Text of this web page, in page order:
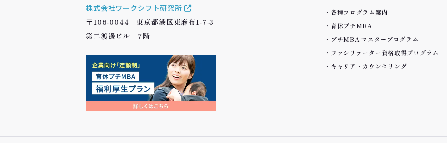
株式会社ワークシフト研究所
〒106-0044 東京都港区東麻布1-7-3
第二渡邊ビル 7階
各種プログラム案内
育休プチMBA
プチMBA マスタープログラム
ファシリテーター資格取得プログラム
キャリア・カウンセリング